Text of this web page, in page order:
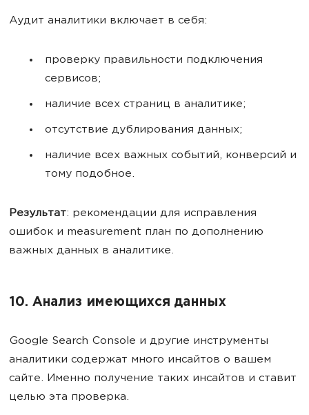
Аудит аналитики включает в себя:
проверку правильности подключения
сервисов;
наличие всех страниц в аналитике;
отсутствие дублирования данных;
наличие всех важных событий, конверсий и
тому подобное.
Результат: рекомендации для исправления
ошибок и measurement план по дополнению
важных данных в аналитике.
10. Анализ имеющихся данных
Google Search Console и другие инструменты
аналитики содержат много инсайтов о вашем
сайте. Именно получение таких инсайтов и ставит
целью эта проверка.